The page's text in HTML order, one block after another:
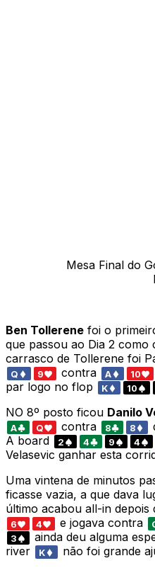
Mesa Final do
Ben Tollerene foi o
que passou ao Dia 2 como
carrasco de Tollerene foi
Q 9 contra A 10
par logo no flop
K 10
NO 8º posto ficou Danilo
A Q contra 8 8
A board
2 4 9 4
Velasevic ganhar esta
Uma vintena de minutos
ficasse vazia, a que dava
último acabou all-in depois
6 4 e jogava contra
3
ainda deu alguma
river
K
não foi grande